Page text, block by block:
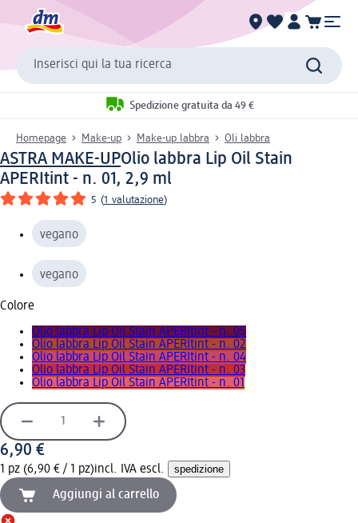
Inserisci qui la tua ricerca
Spedizione gratuita da 49 €
Homepage Make-up Make-up labbra Oli labbra
ASTRA MAKE-UPOlio labbra Lip Oil Stain
APERItint - n. 01, 2,9 ml
5 (1 valutazione)
vegano
vegano
Colore
Olio labbra Lip Oil Stain APERItint - n. 05
Olio labbra Lip Oil Stain APERItint - n. 02
Olio labbra Lip Oil Stain APERItint - n. 04
Olio labbra Lip Oil Stain APERItint - n. 03
Olio labbra Lip Oil Stain APERItint - n. 01
6,90 €
1 pz (6,90 € / 1 pz)incl. IVA escl. spedizione
Aggiungi al carrello